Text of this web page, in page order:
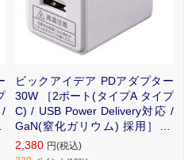
/
ビックアイデア PDアダプター
30W ［2ポート(タイプA タイプ
C) / USB Power Delivery対応 /
GaN(窒化ガリウム) 採用］ ホ
ワイト BIT-ACPD302AW
2,380 円(税込)